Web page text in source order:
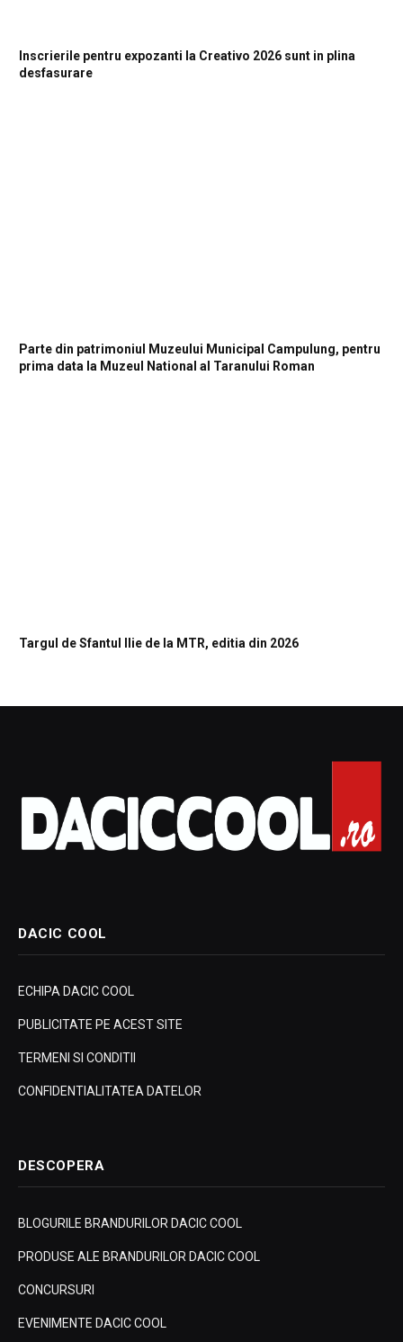
Inscrierile pentru expozanti la Creativo 2026 sunt in plina
desfasurare
Parte din patrimoniul Muzeului Municipal Campulung, pentru
prima data la Muzeul National al Taranului Roman
Targul de Sfantul Ilie de la MTR, editia din 2026
DACIC COOL
ECHIPA DACIC COOL
PUBLICITATE PE ACEST SITE
TERMENI SI CONDITII
CONFIDENTIALITATEA DATELOR
DESCOPERA
BLOGURILE BRANDURILOR DACIC COOL
PRODUSE ALE BRANDURILOR DACIC COOL
CONCURSURI
EVENIMENTE DACIC COOL